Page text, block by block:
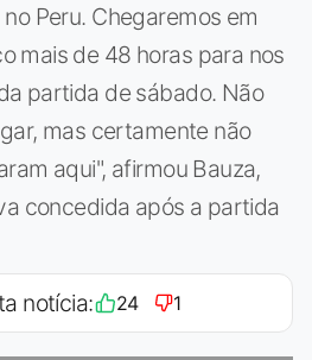
Peru. Chegaremos em
mais de 48 horas para nos
partida de sábado. Não
mas certamente não
aqui", afirmou Bauza,
concedida após a partida
notícia: 24 1